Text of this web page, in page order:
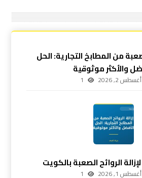
من المطابخ التجارية: الحل
والأكثر موثوقية
أغسطس 2, 2026 1
الروائح الصعبة بالكويت
أغسطس 1, 2026 1